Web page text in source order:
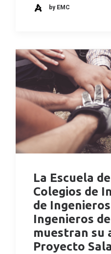
by EMC
La Escuela
Colegios de
de
Ingenieros
muestran su
Proyecto